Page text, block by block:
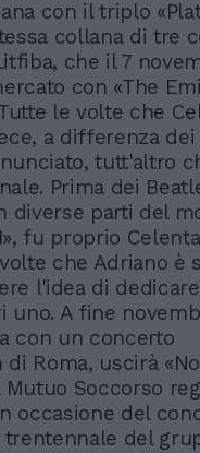
con il triplo
collana di tre
che il 7
con «The
le volte che
a differenza
tutt'altro
Prima dei
diverse parti del
fu proprio
che Adriano è
l'idea di
uno. A fine
con un concerto
Roma, uscirà
Mutuo Soccorso
occasione del
del